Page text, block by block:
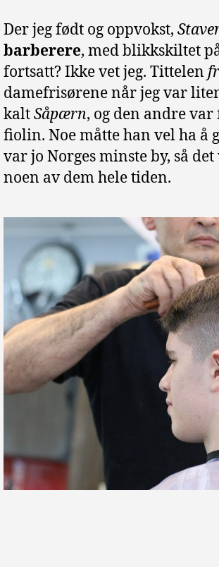
Der jeg født og oppvokst,
barberere, med blikkskiltet
fortsatt? Ikke vet jeg. Tittelen
damefrisørene når jeg var
kaltSåpærn, og den andre
fiolin. Noe måtte han vel ha å
var jo Norges minste by, så
noen av dem hele tiden.